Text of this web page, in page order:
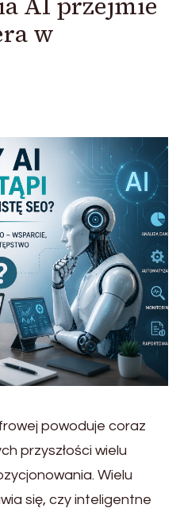
w
powoduje coraz
przyszłości wielu
Wielu
się, czy inteligentne